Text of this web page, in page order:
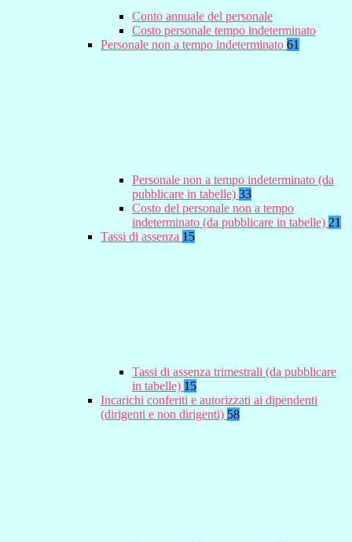
Conto annuale del personale
Costo personale tempo indeterminato
Personale non a tempo indeterminato 61
Personale non a tempo indeterminato (da
pubblicare in tabelle) 33
Costo del personale non a tempo
indeterminato (da pubblicare in tabelle) 21
Tassi di assenza 15
Tassi di assenza trimestrali (da pubblicare
in tabelle) 15
Incarichi conferiti e autorizzati ai dipendenti
(dirigenti e non dirigenti) 58